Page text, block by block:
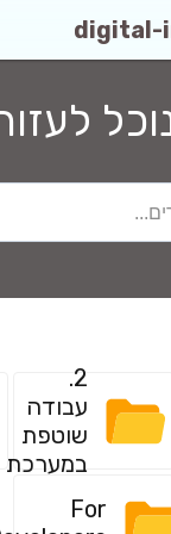
digital-
2.
עבודה
שוטפת
במערכת
For